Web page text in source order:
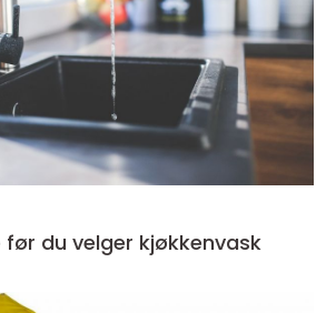
du velger kjøkkenvask